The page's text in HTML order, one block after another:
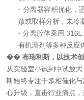
· 分离器容积优化，
放或取样分析，未冷
·分离腔体采用 316L
有机溶剂等多种反应
�� 布瑞利斯，以技术
从实验室小试到中试放
斯始终专注于多相催化
心升级，直击行业痛点